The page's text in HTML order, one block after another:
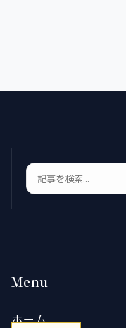
検索
Menu
ホーム